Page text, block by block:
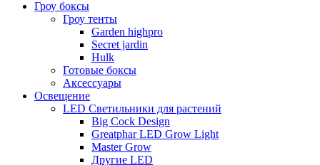
Гроу боксы
Гроу тенты
Garden highpro
Secret jardin
Hulk
Готовые боксы
Аксессуары
Освещение
LED Светильники для растений
Big Cock Design
Greatphar LED Grow Light
Master Grow
Другие LED